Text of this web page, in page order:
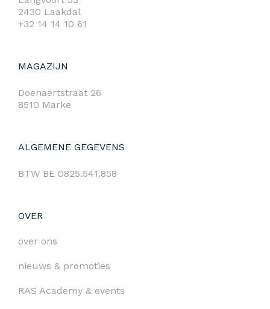
2430 Laakdal
+32 14 14 10 61
MAGAZIJN
Doenaertstraat 26
8510 Marke
ALGEMENE GEGEVENS
BTW BE 0825.541.858
OVER
over ons
nieuws & promoties
RAS Academy & events